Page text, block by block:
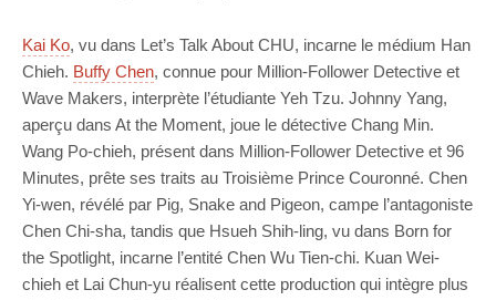
Kai Ko, vu dans Let’s Talk About CHU, incarne le médium Han
Chieh. Buffy Chen, connue pour Million-Follower Detective et
Wave Makers, interprète l’étudiante Yeh Tzu. Johnny Yang,
aperçu dans At the Moment, joue le détective Chang Min.
Wang Po-chieh, présent dans Million-Follower Detective et 96
Minutes, prête ses traits au Troisième Prince Couronné. Chen
Yi-wen, révélé par Pig, Snake and Pigeon, campe l’antagoniste
Chen Chi-sha, tandis que Hsueh Shih-ling, vu dans Born for
the Spotlight, incarne l’entité Chen Wu Tien-chi. Kuan Wei-
chieh et Lai Chun-yu réalisent cette production qui intègre plus